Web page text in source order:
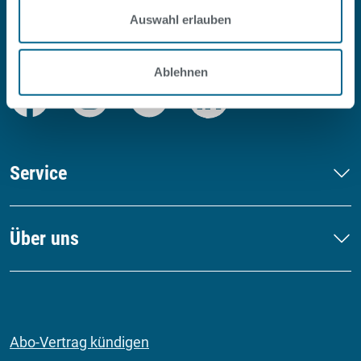
Auswahl erlauben
Ablehnen
#SOPOOLISTNURBERLIN
Service
Über uns
Abo-Vertrag kündigen